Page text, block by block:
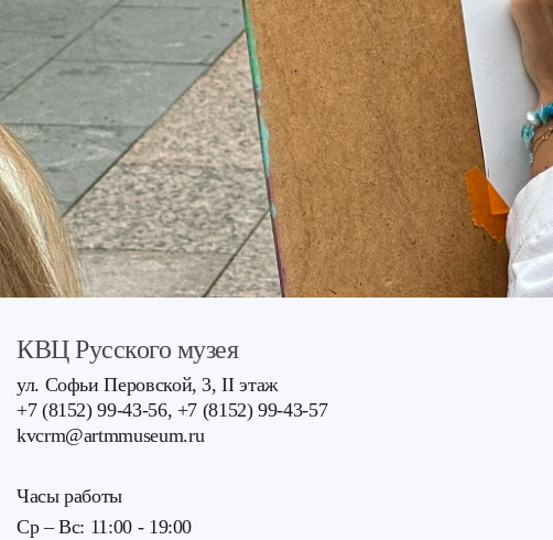
КВЦ Русского музея
ул. Софьи Перовской, 3, II этаж
+7 (8152) 99-43-56, +7 (8152) 99-43-57
kvcrm@artmmuseum.ru
Часы работы
Ср – Вс: 11:00 - 19:00